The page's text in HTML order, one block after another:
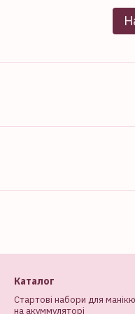
Каталог
Стартові набори для
на акуммуляторі